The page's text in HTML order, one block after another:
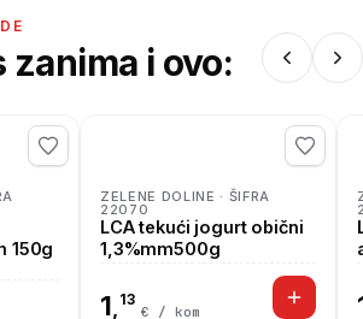
zanima i ovo:
150g
ZELENE DOLINE · ŠIFRA
22070
LCA tekući jogurt obični
1,3%mm500g
1, 13
€ / kom